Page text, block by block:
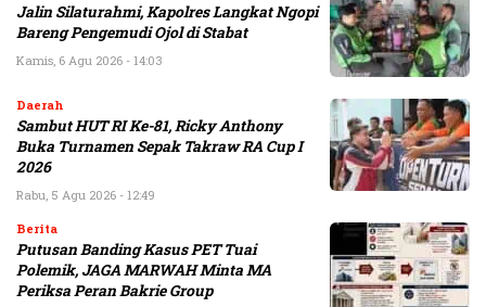
Jalin Silaturahmi, Kapolres Langkat Ngopi
Bareng Pengemudi Ojol di Stabat
Kamis, 6 Agu 2026 - 14:03
Daerah
Sambut HUT RI Ke-81, Ricky Anthony
Buka Turnamen Sepak Takraw RA Cup I
2026
Rabu, 5 Agu 2026 - 12:49
Berita
Putusan Banding Kasus PET Tuai
Polemik, JAGA MARWAH Minta MA
Periksa Peran Bakrie Group